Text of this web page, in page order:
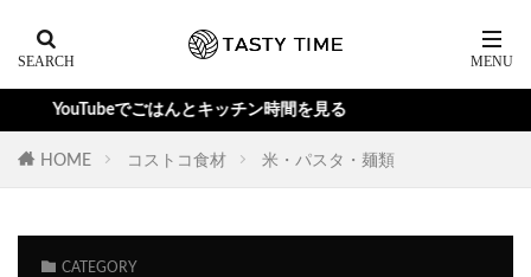
YouTubeでごはんとキッチン時間を見る
HOME コストコ食材 米・パスタ・麺類
CATEGORY